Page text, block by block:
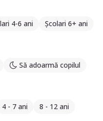
4-6 ani Școlari 6+ ani
Să adoarmă copilul
4 - 7 ani 8 - 12 ani